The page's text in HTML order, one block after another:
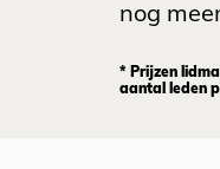
nog
* Prijzen
aantal leden